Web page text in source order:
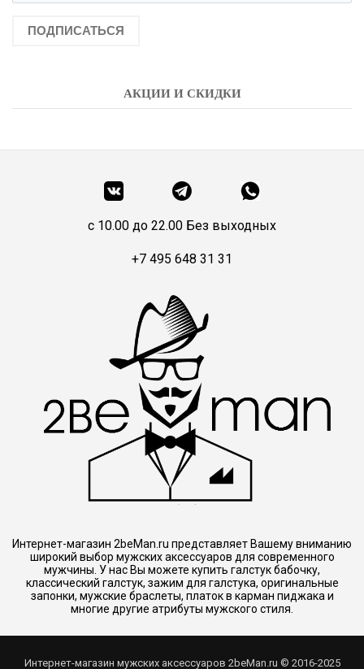
ПОДПИСАТЬСЯ
АКЦИИ И СКИДКИ
c 10.00 до 22.00 Без выходных
+7 495 648 31 31
Интернет-магазин 2beMan.ru представляет Вашему вниманию
широкий выбор мужских аксессуаров для современного
мужчины. У нас Вы можете купить галстук бабочку,
классический галстук, зажим для галстука, оригинальные
запонки, мужские браслеты, платок в карман пиджака и
многие другие атрибуты мужского стиля.
Интернет-магазин мужских аксессуаров 2beMan.ru © 2016-2025